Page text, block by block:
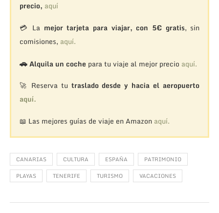
precio, aquí
💳 La mejor tarjeta para viajar, con 5€ gratis, sin
comisiones, aquí.
🚗Alquila un coche para tu viaje al mejor precio aquí.
🚀 Reserva tu traslado desde y hacia el aeropuerto
aquí.
📖 Las mejores guías de viaje en Amazon aquí.
CANARIAS CULTURA ESPAÑA
PATRIMONIO
PLAYAS
TENERIFE TURISMO VACACIONES